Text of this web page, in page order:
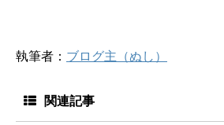
執筆者： ブログ主（ぬし）
関連記事